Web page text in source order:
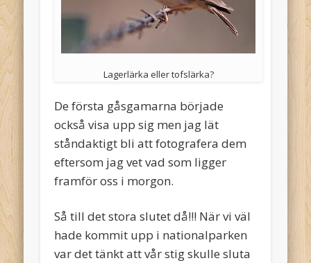
Lagerlärka eller tofslärka?
De första gåsgamarna började
också visa upp sig men jag lät
ståndaktigt bli att fotografera dem
eftersom jag vet vad som ligger
framför oss i morgon.
Så till det stora slutet då!!! När vi väl
hade kommit upp i nationalparken
var det tänkt att vår stig skulle sluta